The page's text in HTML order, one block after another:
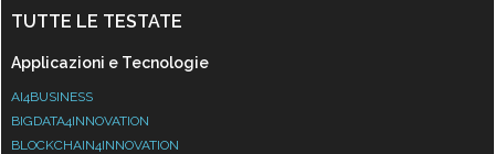
TUTTE LE TESTATE
Applicazioni e Tecnologie
AI4BUSINESS
BIGDATA4INNOVATION
BLOCKCHAIN4INNOVATION